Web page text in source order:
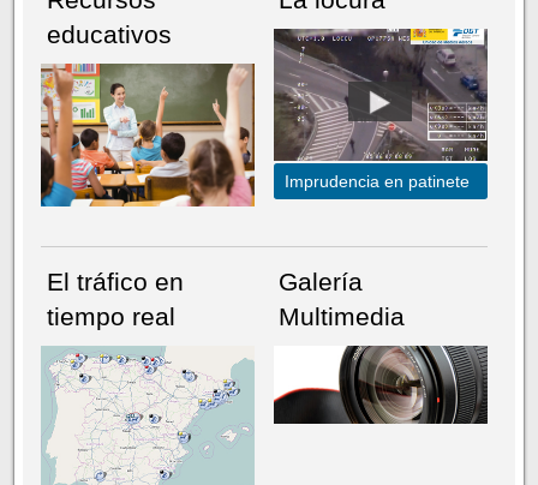
NÚMERO ACTUALHEMEROTECA
educativos
Imprudencia en patinete
El tráfico en
tiempo real
Galería
Multimedia